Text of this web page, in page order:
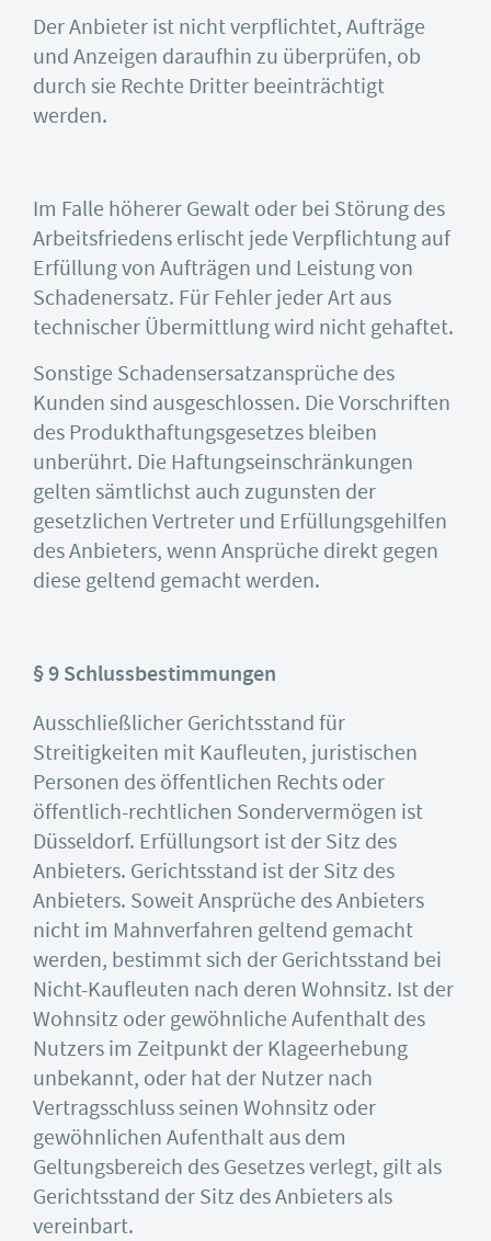
Der Anbieter ist nicht verpflichtet, Aufträge
und Anzeigen daraufhin zu überprüfen, ob
durch sie Rechte Dritter beeinträchtigt
werden.
Im Falle höherer Gewalt oder bei Störung des
Arbeitsfriedens erlischt jede Verpflichtung auf
Erfüllung von Aufträgen und Leistung von
Schadenersatz. Für Fehler jeder Art aus
technischer Übermittlung wird nicht gehaftet.
Sonstige Schadensersatzansprüche des
Kunden sind ausgeschlossen. Die Vorschriften
des Produkthaftungsgesetzes bleiben
unberührt. Die Haftungseinschränkungen
gelten sämtlichst auch zugunsten der
gesetzlichen Vertreter und Erfüllungsgehilfen
des Anbieters, wenn Ansprüche direkt gegen
diese geltend gemacht werden.
§ 9 Schlussbestimmungen
Ausschließlicher Gerichtsstand für
Streitigkeiten mit Kaufleuten, juristischen
Personen des öffentlichen Rechts oder
öffentlich-rechtlichen Sondervermögen ist
Düsseldorf. Erfüllungsort ist der Sitz des
Anbieters. Gerichtsstand ist der Sitz des
Anbieters. Soweit Ansprüche des Anbieters
nicht im Mahnverfahren geltend gemacht
werden, bestimmt sich der Gerichtsstand bei
Nicht-Kaufleuten nach deren Wohnsitz. Ist der
Wohnsitz oder gewöhnliche Aufenthalt des
Nutzers im Zeitpunkt der Klageerhebung
unbekannt, oder hat der Nutzer nach
Vertragsschluss seinen Wohnsitz oder
gewöhnlichen Aufenthalt aus dem
Geltungsbereich des Gesetzes verlegt, gilt als
Gerichtsstand der Sitz des Anbieters als
vereinbart.